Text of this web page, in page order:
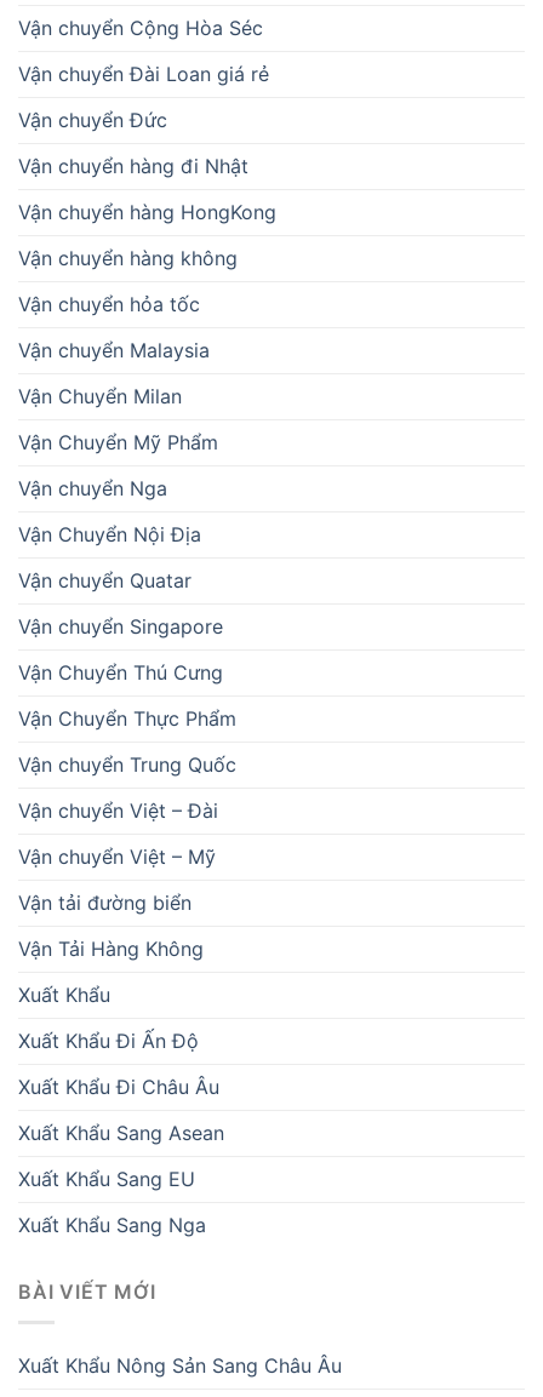
Vận chuyển Cộng Hòa Séc
Vận chuyển Đài Loan giá rẻ
Vận chuyển Đức
Vận chuyển hàng đi Nhật
Vận chuyển hàng HongKong
Vận chuyển hàng không
Vận chuyển hỏa tốc
Vận chuyển Malaysia
Vận Chuyển Milan
Vận Chuyển Mỹ Phẩm
Vận chuyển Nga
Vận Chuyển Nội Địa
Vận chuyển Quatar
Vận chuyển Singapore
Vận Chuyển Thú Cưng
Vận Chuyển Thực Phẩm
Vận chuyển Trung Quốc
Vận chuyển Việt – Đài
Vận chuyển Việt – Mỹ
Vận tải đường biển
Vận Tải Hàng Không
Xuất Khẩu
Xuất Khẩu Đi Ấn Độ
Xuất Khẩu Đi Châu Âu
Xuất Khẩu Sang Asean
Xuất Khẩu Sang EU
Xuất Khẩu Sang Nga
BÀI VIẾT MỚI
Xuất Khẩu Nông Sản Sang Châu Âu